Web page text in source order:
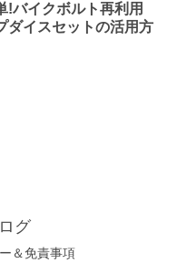
!バイクボルト再利用
ダイスセットの活用方
グ
＆免責事項